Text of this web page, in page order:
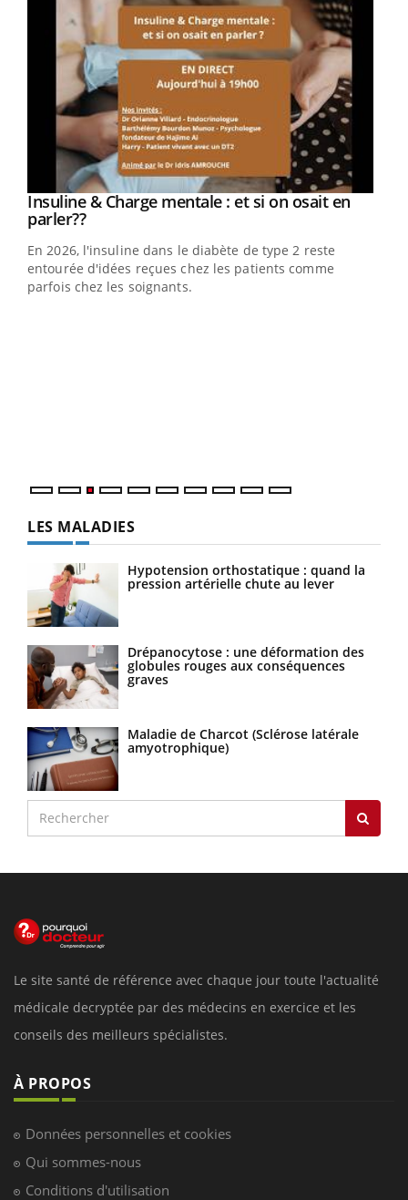
Youtube
Insuline & Charge mentale : et si on osait en
parler??Youtube
En 2026, l'insuline dans le diabète de type 2 reste
entourée d'idées reçues chez les patients comme
parfois chez les soignants.
LES MALADIES
Hypotension orthostatique : quand la
pression artérielle chute au lever
Drépanocytose : une déformation des
globules rouges aux conséquences
graves
Maladie de Charcot (Sclérose latérale
amyotrophique)
Le site santé de référence avec chaque jour toute l'actualité
médicale decryptée par des médecins en exercice et les
conseils des meilleurs spécialistes.
À PROPOS
Données personnelles et cookies
Qui sommes-nous
Conditions d'utilisation